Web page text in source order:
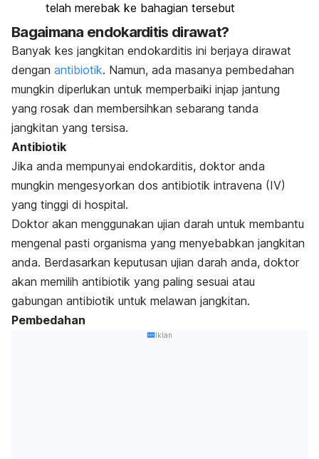
telah merebak ke bahagian tersebut
Bagaimana endokarditis dirawat?
Banyak kes jangkitan endokarditis ini berjaya dirawat
dengan antibiotik. Namun, ada masanya pembedahan
mungkin diperlukan untuk memperbaiki injap jantung
yang rosak dan membersihkan sebarang tanda
jangkitan yang tersisa.
Antibiotik
Jika anda mempunyai endokarditis, doktor anda
mungkin mengesyorkan dos antibiotik intravena (IV)
yang tinggi di hospital.
Doktor akan menggunakan ujian darah untuk membantu
mengenal pasti organisma yang menyebabkan jangkitan
anda. Berdasarkan keputusan ujian darah anda, doktor
akan memilih antibiotik yang paling sesuai atau
gabungan antibiotik untuk melawan jangkitan.
Pembedahan
Iklan